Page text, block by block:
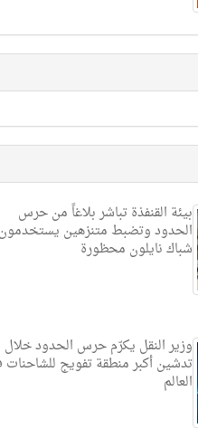
بيئة القنفذة تباشر بلاغاً من حرس
الحدود وتضبط متنزهين
شباك نايلون محظورة
وزير النقل يكرّم حرس الحدود خلال
تدشين أكبر منطقة تفويج
العالم